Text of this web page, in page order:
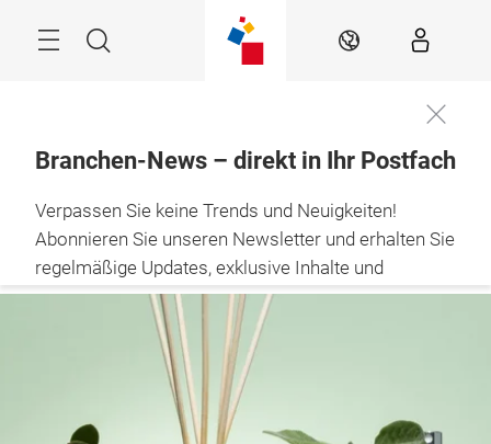
Suche DE
Branchen-News – direkt in Ihr Postfach
Verpassen Sie keine Trends und Neuigkeiten!
Abonnieren Sie unseren Newsletter und erhalten Sie
regelmäßige Updates, exklusive Inhalte und
nützliche Tipps, um Ihr Branchenwissen auf dem
neuesten Stand zu halten.
BLEIBEN SIE INFORMIERT
news, experts &
inspiration